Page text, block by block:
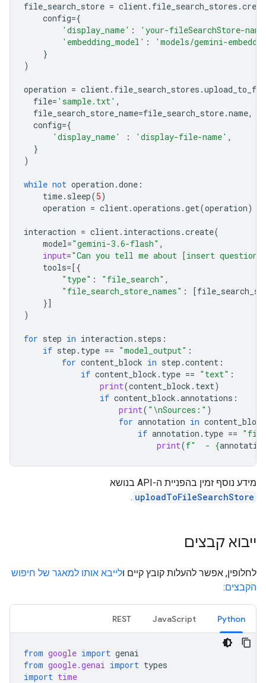
file_search_store = client. file_search_stores .
config={
'display_name' :
'your-fileSearchStore-
'embedding_model' :
'models/gemini-
}
)
operation = client. file_search_stores .
file= 'sample.txt' ,
file_search_store_name=file_search_store.name,
config={
'display_name'
: 'display-file-name' ,
}
)
while not operation .done :
time. sleep(5)
operation = client.operations .get(operation)
interaction = client. interactions .create(
model="gemini-3.6-flash" ,
input="Can you tell me about [insert
tools=[{
"type" : "file_search" ,
"file_search_store_names" : [
}]
)
for step in interaction . steps :
if step . type == "model_output" :
for content_block in step .content :
if content_block . type == "text" :
print(content_block . text)
if content_block .annotations :
print( " \nSources:" )
for annotation in content_block
if annotation . type ==
print(f"  - {
מידע נוסף זמין בהפניית ה-API בנושא
uploadToFileSearchStore
.
ייבוא קבצים
לחלופין, אפשר להעלות קובץ קיים ולייבא אותו למאגר של חיפוש
הקבצים:
Python
JavaScript
REST
from google import genai
from google.genai import types
import time